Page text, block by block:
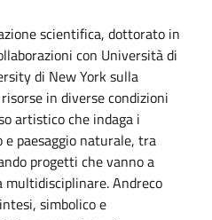
scientifica, dottorato in
con Università di
di New York sulla
in diverse condizioni
artistico che indaga i
paesaggio naturale, tra
progetti che vanno a
multidisciplinare. Andreco
simbolico e